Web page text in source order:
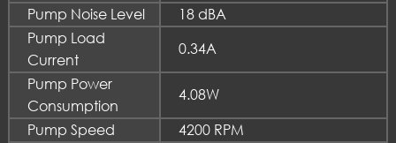
Pump Noise Level
18 dBA
Pump Load
Current
0.34A
Pump Power
Consumption
4.08W
Pump Speed
4200 RPM